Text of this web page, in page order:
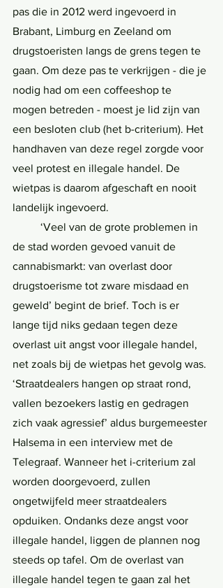
pas die in 2012 werd ingevoerd in
Brabant, Limburg en Zeeland om
drugstoeristen langs de grens tegen te
gaan. Om deze pas te verkrijgen - die je
nodig had om een coffeeshop te
mogen betreden - moest je lid zijn van
een besloten club (het b-criterium). Het
handhaven van deze regel zorgde voor
veel protest en illegale handel. De
wietpas is daarom afgeschaft en nooit
landelijk ingevoerd.
de stad worden gevoed vanuit de
cannabismarkt: van overlast door
drugstoerisme tot zware misdaad en
geweld’ begint de brief. Toch is er
lange tijd niks gedaan tegen deze
overlast uit angst voor illegale handel,
net zoals bij de wietpas het gevolg was.
‘Straatdealers hangen op straat rond,
vallen bezoekers lastig en gedragen
zich vaak agressief’ aldus burgemeester
Halsema in een interview met de
Telegraaf. Wanneer het i-criterium zal
worden doorgevoerd, zullen
ongetwijfeld meer straatdealers
opduiken. Ondanks deze angst voor
illegale handel, liggen de plannen nog
steeds op tafel. Om de overlast van
illegale handel tegen te gaan zal het